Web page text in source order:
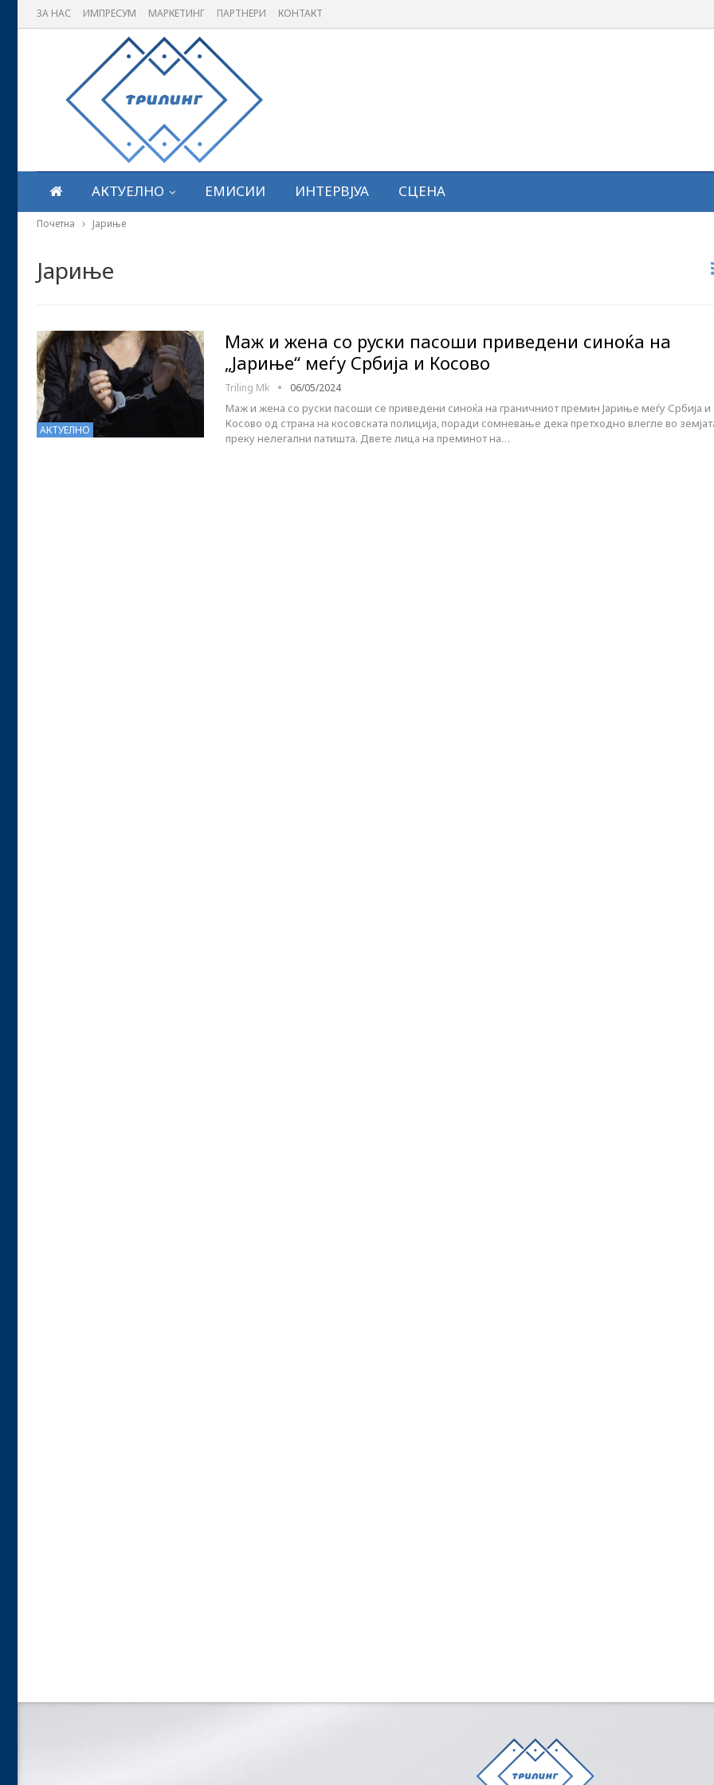
ЗА НАС ИМПРЕСУМ МАРКЕТИНГ ПАРТНЕРИ КОНТАКТ
АКТУЕЛНО ЕМИСИИ ИНТЕРВЈУА СЦЕНА
Почетна Јариње
Јариње
АКТУЕЛНО
Маж и жена со руски пасоши приведени синоќа на
„Јариње“ меѓу Србија и Косово
Triling Mk 06/05/2024
Маж и жена со руски пасоши се приведени синоќа на граничниот премин Јариње меѓу Србија и
Косово од страна на косовската полиција, поради сомневање дека претходно влегле во
преку нелегални патишта. Двете лица на преминот на…